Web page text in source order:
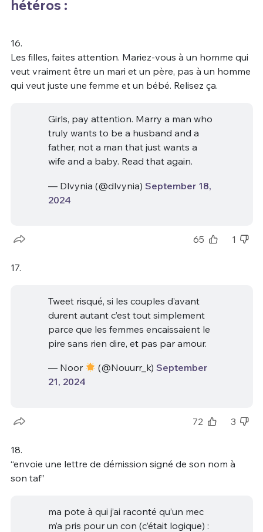
hétéros :
16.
Les filles, faites attention. Mariez-vous à un homme qui
veut vraiment être un mari et un père, pas à un homme
qui veut juste une femme et un bébé. Relisez ça.
Girls, pay attention. Marry a man who
truly wants to be a husband and a
father, not a man that just wants a
wife and a baby. Read that again.
— Dlvynia (@dlvynia) September 18,
2024
65 1
17.
Tweet risqué, si les couples d’avant
durent autant c’est tout simplement
parce que les femmes encaissaient le
pire sans rien dire, et pas par amour.
— Noor (@Nouurr_k) September
21, 2024
72 3
18.
“envoie une lettre de démission signé de son nom à
son taf”
ma pote à qui j’ai raconté qu’un mec
m’a pris pour un con (c’était logique) :